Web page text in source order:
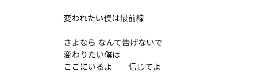
変われたい僕は最前線
さよなら なんて告げないで
変わりたい僕は
ここにいるよ        信じてよ